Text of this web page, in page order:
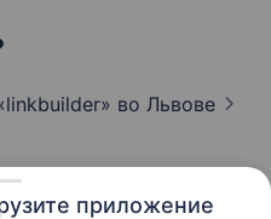
приложение
во Львове